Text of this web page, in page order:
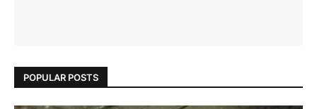
POPULAR POSTS